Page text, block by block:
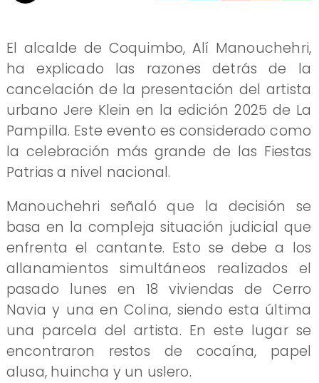
El alcalde de Coquimbo, Alí Manouchehri,
ha explicado las razones detrás de la
cancelación de la presentación del artista
urbano Jere Klein en la edición 2025 de La
Pampilla. Este evento es considerado como
la celebración más grande de las Fiestas
Patrias a nivel nacional.
Manouchehri señaló que la decisión se
basa en la compleja situación judicial que
enfrenta el cantante. Esto se debe a los
allanamientos simultáneos realizados el
pasado lunes en 18 viviendas de Cerro
Navia y una en Colina, siendo esta última
una parcela del artista. En este lugar se
encontraron restos de cocaína, papel
alusa, huincha y un uslero.